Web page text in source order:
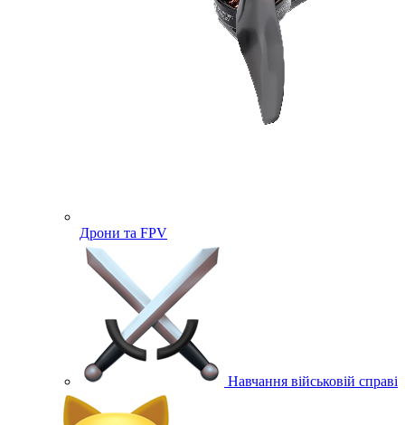
Дрони та FPV
Навчання військовій справі